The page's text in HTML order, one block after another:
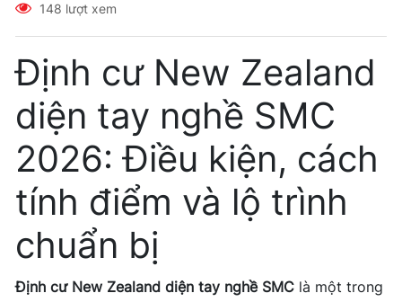
148 lượt xem
Định cư New Zealand
diện tay nghề SMC
2026: Điều kiện, cách
tính điểm và lộ trình
chuẩn bị
Định cư New Zealand diện tay nghề SMC là một trong